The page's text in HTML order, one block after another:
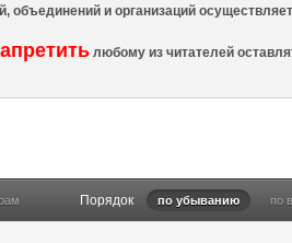
объединений и организаций
любому из читателей
Порядок по убыванию по